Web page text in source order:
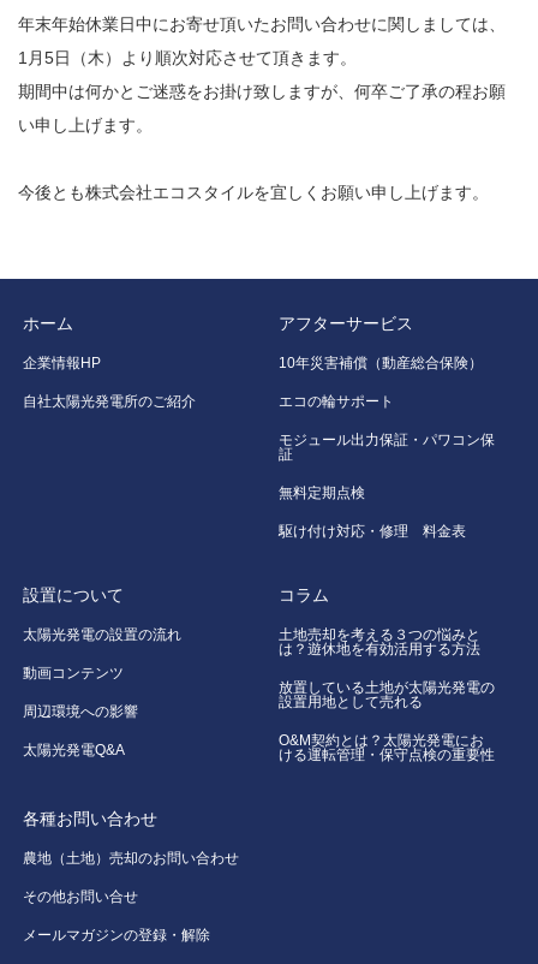
年末年始休業日中にお寄せ頂いたお問い合わせに関しましては、
1月5日（木）より順次対応させて頂きます。
期間中は何かとご迷惑をお掛け致しますが、何卒ご了承の程お願
い申し上げます。
今後とも株式会社エコスタイルを宜しくお願い申し上げます。
ホーム
企業情報HP
自社太陽光発電所のご紹介
アフターサービス
10年災害補償（動産総合保険）
エコの輪サポート
モジュール出力保証・パワコン保
証
無料定期点検
駆け付け対応・修理 料金表
設置について
太陽光発電の設置の流れ
動画コンテンツ
周辺環境への影響
太陽光発電Q&A
コラム
土地売却を考える３つの悩みと
は？遊休地を有効活用する方法
放置している土地が太陽光発電の
設置用地として売れる
O&M契約とは？太陽光発電にお
ける運転管理・保守点検の重要性
各種お問い合わせ
農地（土地）売却のお問い合わせ
その他お問い合せ
メールマガジンの登録・解除